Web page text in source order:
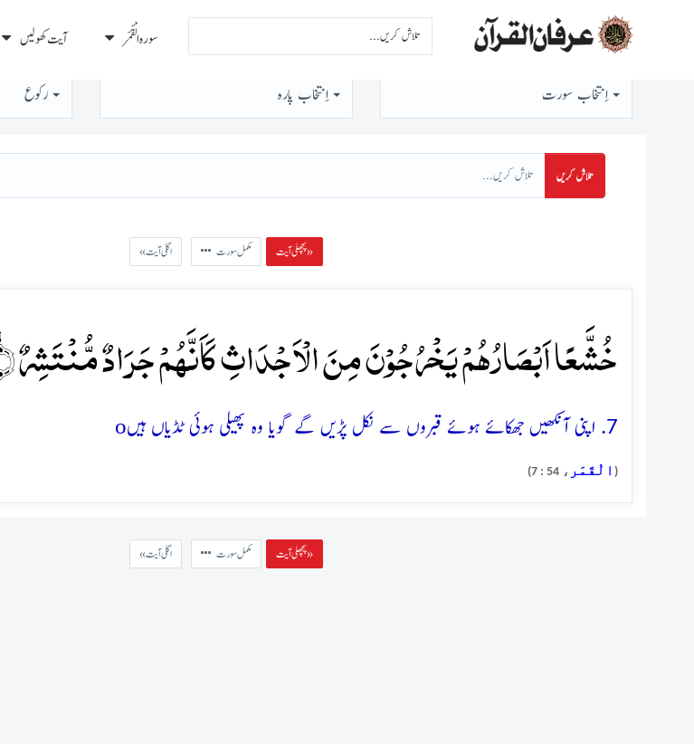
سورہ الْقَمَر آیت کھولیں
اِنتخاب سورت اِنتخاب پارہ رُكوع
تلاش کریں
پچھلی آیت » مکمل سورت « اگلی آیت
خُشَّعًا اَبۡصَارُہُمۡ یَخۡرُجُوۡنَ مِنَ الۡاَجۡدَاثِ کَاَنَّہُمۡ جَرَادٌ مُّنۡتَشِرٌ ۙ﴿۷﴾
7. اپنی آنکھیں جھکائے ہوئے قبروں سے نکل پڑیں گے گویا وہ پھیلی ہوئی ٹڈیاں ہیں o
( الْقَمَر ، 54 : 7)
پچھلی آیت » مکمل سورت « اگلی آیت